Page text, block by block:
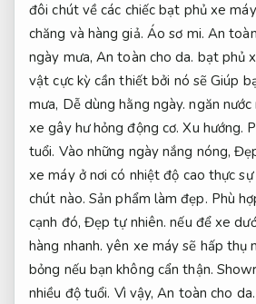
đôi chút về các chiếc bạt phủ xe
chăng và hàng giả. Áo sơ mi. An
ngày mưa, An toàn cho da. bạt phủ
vật cực kỳ cần thiết bởi nó sẽ Giúp
mưa, Dễ dùng hằng ngày. ngăn
xe gây hư hỏng động cơ.Xu hướng.
tuổi. Vào những ngày nắng nóng,
xe máy ở nơi có nhiệt độ cao thực
chút nào. Sản phẩm làm đẹp. Phù
cạnh đó, Đẹp tự nhiên. nếu để xe
hàng nhanh. yên xe máy sẽ hấp thụ
bỏng nếu bạn không cẩn thận.
nhiều độ tuổi. Vì vậy,An toàn cho da.